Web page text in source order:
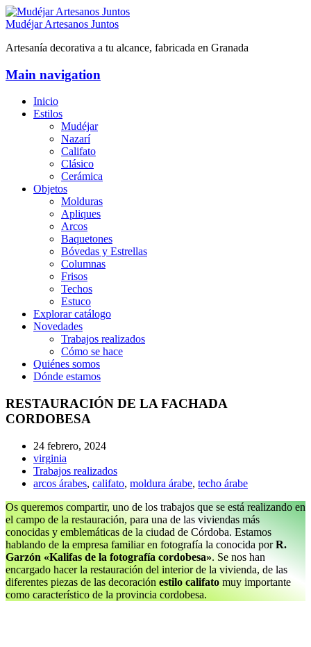
Mudéjar Artesanos Juntos
Artesanía decorativa a tu alcance, fabricada en Granada
Main navigation
Inicio
Estilos
Mudéjar
Nazarí
Califato
Clásico
Cerámica
Objetos
Molduras
Apliques
Arcos
Baquetones
Bóvedas y Estrellas
Columnas
Frisos
Techos
Estuco
Explorar catálogo
Novedades
Trabajos realizados
Cómo se hace
Quiénes somos
Dónde estamos
RESTAURACIÓN DE LA FACHADA
CORDOBESA
24 febrero, 2024
virginia
Trabajos realizados
arcos árabes, califato, moldura árabe, techo árabe
Os queremos compartir, uno de los trabajos que se está realizando en
el campo de la restauración, para una de las viviendas más
conocidas y emblemáticas de la ciudad de Córdoba. Estamos
hablando de la empresa familiar en fotografía la conocida porR.
Garzón «Kalifas de la fotografía cordobesa». Se nos han
encargado hacer la restauración del interior de la vivienda, de las
diferentes piezas de las decoración estilo califato muy importante
como característico de la provincia cordobesa.